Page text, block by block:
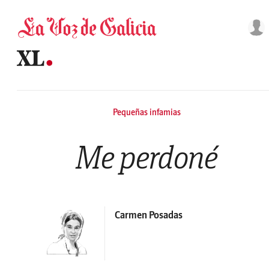
Pequeñas infamias
Me perdoné
Carmen Posadas